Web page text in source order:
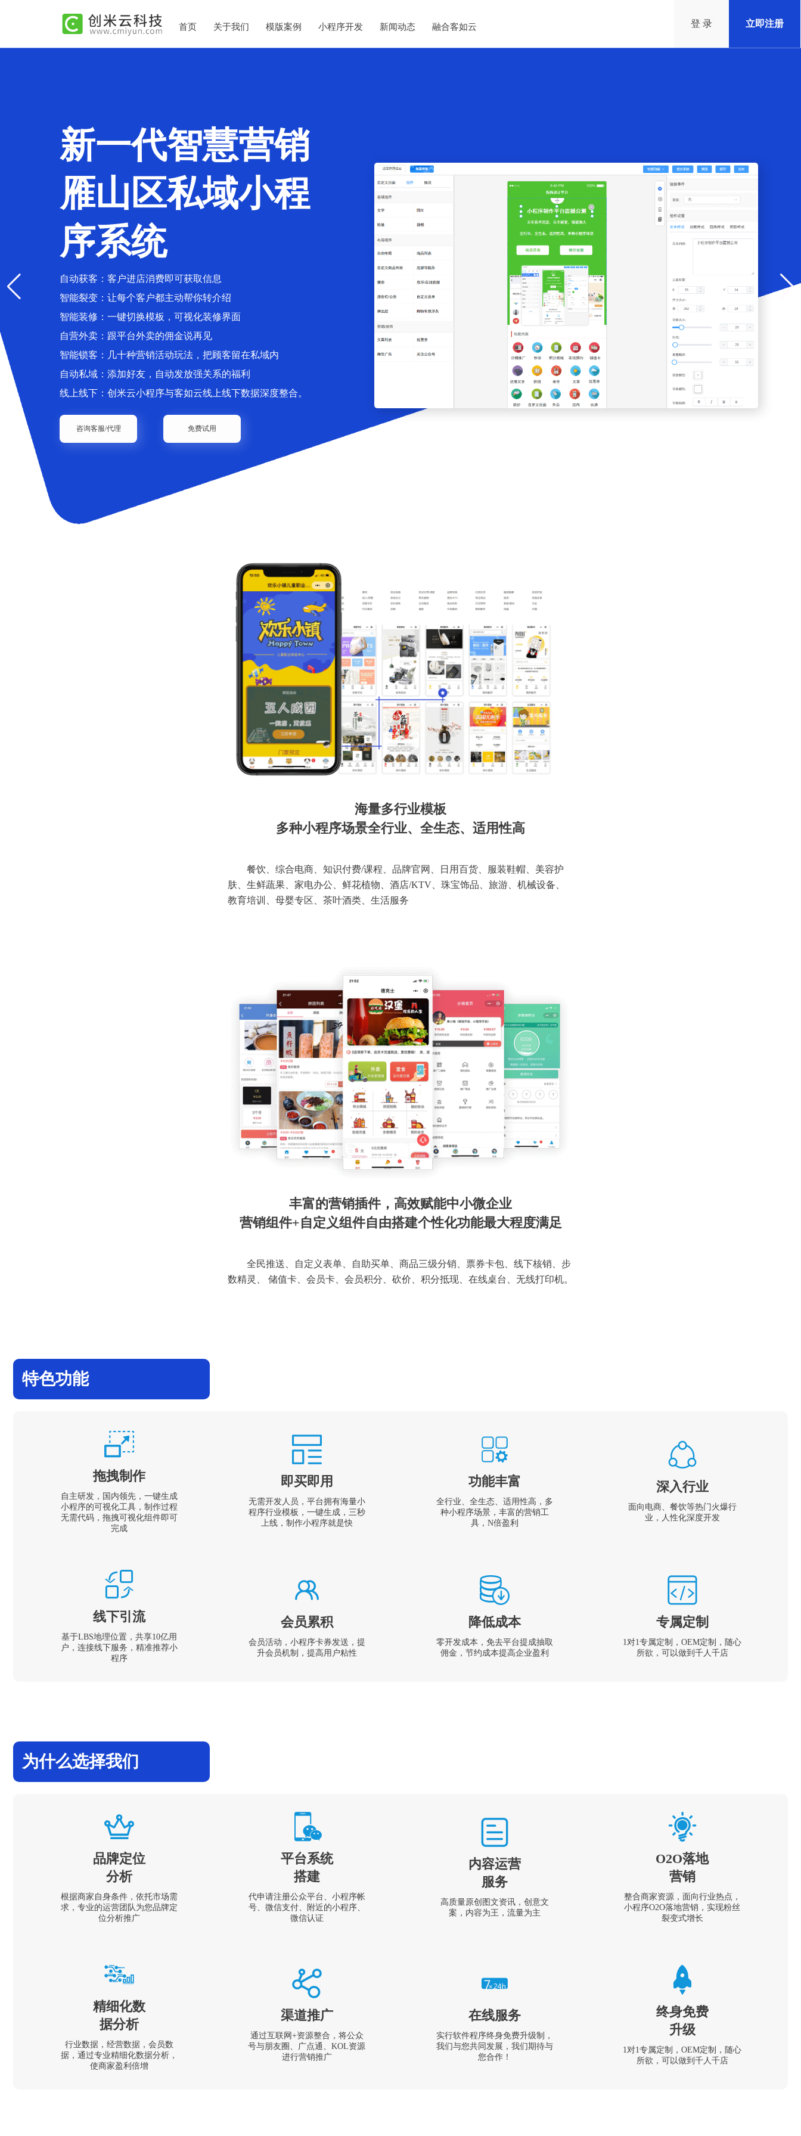
首页 关于我们 模版案例 小程序开发 新闻动态 融合客如云 登 录 立即注册
新一代智慧营销
雁山区私域小程
序系统
自动获客：客户进店消费即可获取信息
智能裂变：让每个客户都主动帮你转介绍
智能装修：一键切换模板，可视化装修界面
自营外卖：跟平台外卖的佣金说再见
智能锁客：几十种营销活动玩法，把顾客留在私域内
自动私域：添加好友，自动发放强关系的福利
线上线下：创米云小程序与客如云线上线下数据深度整合。
咨询客服/代理 免费试用
海量多行业模板
多种小程序场景全行业、全生态、适用性高
餐饮、综合电商、知识付费/课程、品牌官网、日用百货、服装鞋帽、美容护
肤、生鲜蔬果、家电办公、鲜花植物、酒店/KTV、珠宝饰品、旅游、机械设备、
教育培训、母婴专区、茶叶酒类、生活服务
丰富的营销插件，高效赋能中小微企业
营销组件+自定义组件自由搭建个性化功能最大程度满足
全民推送、自定义表单、自助买单、商品三级分销、票券卡包、线下核销、步
数精灵、 储值卡、会员卡、会员积分、砍价、积分抵现、在线桌台、无线打印机。
特色功能
拖拽制作
自主研发，国内领先，一键生成
小程序的可视化工具，制作过程
无需代码，拖拽可视化组件即可
完成
即买即用
无需开发人员，平台拥有海量小
程序行业模板，一键生成，三秒
上线，制作小程序就是快
功能丰富
全行业、全生态、适用性高，多
种小程序场景，丰富的营销工
具，N倍盈利
深入行业
面向电商、餐饮等热门火爆行
业，人性化深度开发
线下引流
基于LBS地理位置，共享10亿用
户，连接线下服务，精准推荐小
程序
会员累积
会员活动，小程序卡券发送，提
升会员机制，提高用户粘性
降低成本
零开发成本，免去平台提成抽取
佣金，节约成本提高企业盈利
专属定制
1对1专属定制，OEM定制，随心
所欲，可以做到千人千店
为什么选择我们
品牌定位
分析
根据商家自身条件，依托市场需
求，专业的运营团队为您品牌定
位分析推广
平台系统
搭建
代申请注册公众平台、小程序帐
号、微信支付、附近的小程序、
微信认证
内容运营
服务
高质量原创图文资讯，创意文
案，内容为王，流量为主
O2O落地
营销
整合商家资源，面向行业热点，
小程序O2O落地营销，实现粉丝
裂变式增长
精细化数
据分析
行业数据，经营数据，会员数
据，通过专业精细化数据分析，
使商家盈利倍增
渠道推广
通过互联网+资源整合，将公众
号与朋友圈、广点通、KOL资源
进行营销推广
在线服务
实行软件程序终身免费升级制，
我们与您共同发展，我们期待与
您合作！
终身免费
升级
1对1专属定制，OEM定制，随心
所欲，可以做到千人千店